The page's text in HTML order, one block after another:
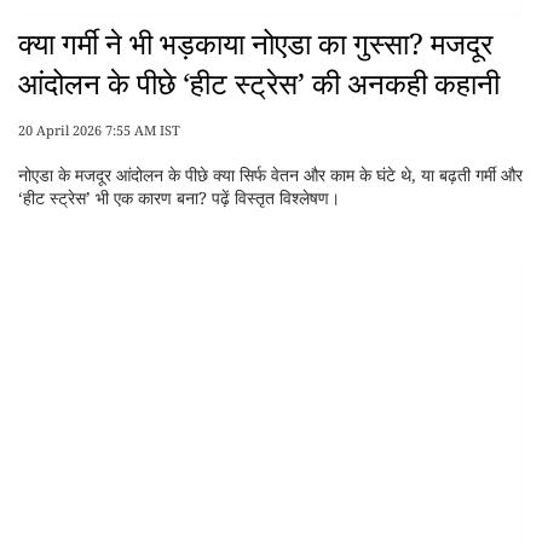
क्या गर्मी ने भी भड़काया नोएडा का गुस्सा? मजदूर
आंदोलन के पीछे ‘हीट स्ट्रेस’ की अनकही कहानी
20 April 2026 7:55 AM IST
नोएडा के मजदूर आंदोलन के पीछे क्या सिर्फ वेतन और काम के घंटे थे, या बढ़ती गर्मी और
‘हीट स्ट्रेस’ भी एक कारण बना? पढ़ें विस्तृत विश्लेषण।